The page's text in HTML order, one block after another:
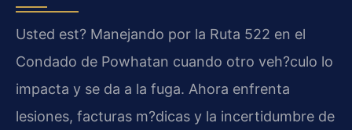
Usted est? Manejando por la Ruta 522 en el
Condado de Powhatan cuando otro veh?culo lo
impacta y se da a la fuga. Ahora enfrenta
lesiones, facturas m?dicas y la incertidumbre de